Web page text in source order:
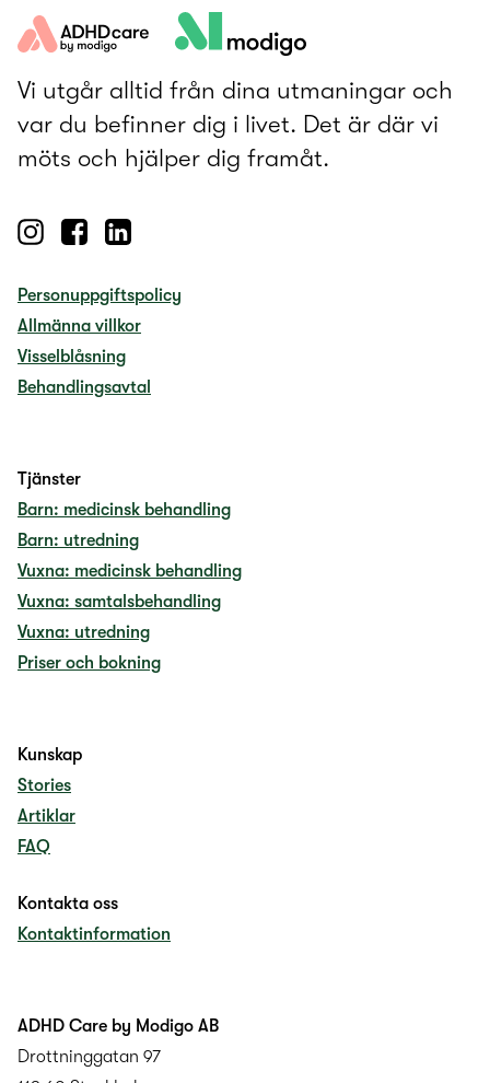
Vi utgår alltid från dina utmaningar och
var du befinner dig i livet. Det är där vi
möts och hjälper dig framåt.
Personuppgiftspolicy
Allmänna villkor
Visselblåsning
Behandlingsavtal
Tjänster
Barn: medicinsk behandling
Barn: utredning
Vuxna: medicinsk behandling
Vuxna: samtalsbehandling
Vuxna: utredning
Priser och bokning
Kunskap
Stories
Artiklar
FAQ
Kontakta oss
Kontaktinformation
ADHD Care by Modigo AB
Drottninggatan 97